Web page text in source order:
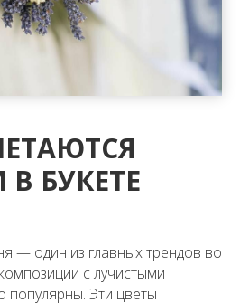
БУКЕТЕ
— один из главных трендов во
с лучистыми
популярны. Эти цветы